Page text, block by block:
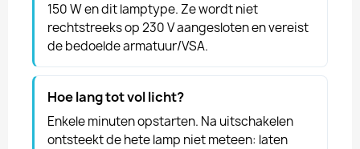
150 W en dit lamptype. Ze wordt niet
rechtstreeks op 230 V aangesloten en vereist
de bedoelde armatuur/VSA.
Hoe lang tot vol licht?
Enkele minuten opstarten. Na uitschakelen
ontsteekt de hete lamp niet meteen: laten